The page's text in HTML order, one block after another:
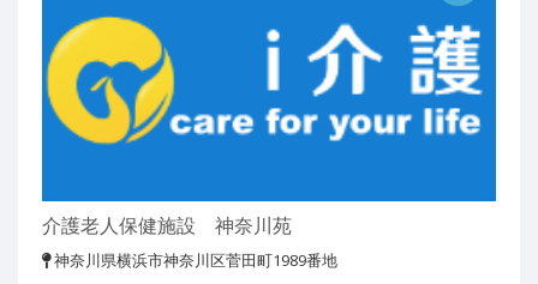
介護老人保健施設 神奈川苑
神奈川県横浜市神奈川区菅田町1989番地